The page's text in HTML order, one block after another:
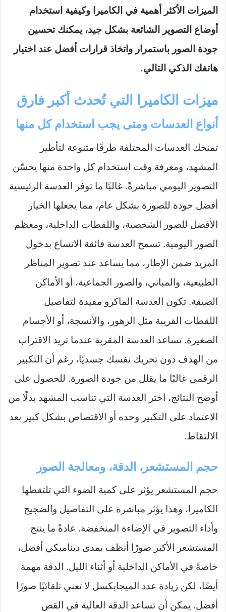
الميزات الأكثر أهمية في الكاميرا وكيفية استخدام
أوضاع التصوير الشائعة بشكل جيد، يمكنك تحسين
جودة الصور باستمرار واتخاذ قرارات أفضل عند اختيار
هاتفك الذكي التالي.
ميزات الكاميرا التي تُحدث أكبر فارق
أنواع العدسات ومتى يجب استخدام كل منها
تمنحك العدسات المختلفة طرقًا متنوعة لتأطير
المشهد، ومعرفة وقت استخدام كل واحدة منها يحسّن
التصوير اليومي مباشرةً. غالبًا ما توفر العدسة الرئيسية
أفضل جودة للصورة بشكل عام، مما يجعلها الخيار
الأفضل للصور الشخصية، واللقطات الداخلية، ومعظم
الصور اليومية. تسمح العدسة فائقة الاتساع بدخول
المزيد ضمن الإطار، مما يساعد عند تصوير المناظر
الطبيعية، والمباني، والصور الجماعية، أو الأماكن
الضيقة. تكون العدسة الماكرو مفيدة لتفاصيل
اللقطات القريبة مثل الزهور، والأنسجة، أو الأجسام
الصغيرة. تساعد العدسة المقربة عندما تريد الاقتراب
من الهدف دون تحريك نفسك جسديًا، رغم أن التكبير
الرقمي غالبًا ما يقلل من جودة الصورة. للحصول على
أوضح النتائج، اختر العدسة التي تناسب المشهد بدلًا من
الاعتماد على التكبير وحده أو الاقتصاص بشكل كبير بعد
الالتقاط.
حجم المستشعر، الدقة، ومعالجة الصور
حجم المستشعر يؤثر على كمية الضوء التي تلتقطها
الكاميرا، وهذا يؤثر مباشرة على التفاصيل والضجيج
وأداء التصوير في الإضاءة المنخفضة. عادةً ما ينتج
المستشعر الأكبر صورًا أنظف بمدى ديناميكي أفضل،
خاصةً في الأماكن الداخلية أو أثناء الليل. الدقة مهمة
أيضًا، لكن زيادة عدد الميجابكسل لا تعني تلقائيًا صورًا
أفضل. يمكن أن تساعد الدقة العالية في القص